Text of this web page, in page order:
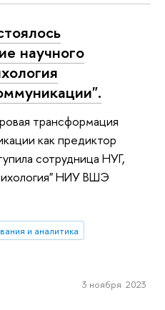
научного
трансформация
как предиктор
сотрудница НУГ,
НИУ ВШЭ
и аналитика
3 ноября 2023